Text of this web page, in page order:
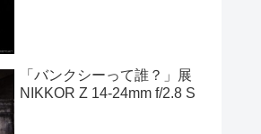
「バンクシーって誰？」展
NIKKOR Z 14-24mm f/2.8 S